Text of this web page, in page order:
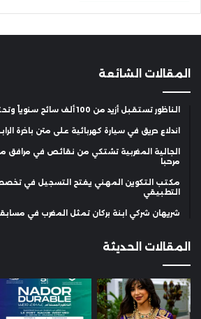
المقالات الشائعة
الناظور تستقبل أزيد من 100 ألف سائح سنوياً وتحتاج لتعزيز طاقتها الفندقية
اندلاع حريق في سيارة كهربائية على متن باخرة
الجالية المغربية تشتكي من نقائص في مرافق
مرحبا
مكتب التكوين المهني يفتح التسجيل في
التطبيقي
شريهان شركي ابنة بركان تمثل المغرب في مسابقة
المقالات الحديثة